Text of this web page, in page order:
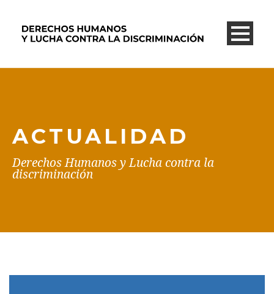
ACTUALIDAD
Derechos Humanos y Lucha contra la
discriminación